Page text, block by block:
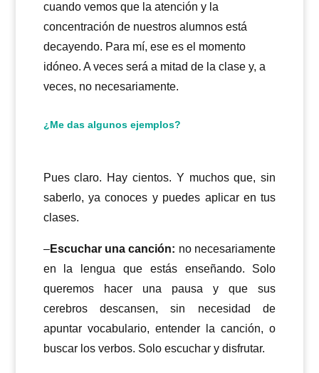
cuando vemos que la atención y la
concentración de nuestros alumnos está
decayendo. Para mí, ese es el momento
idóneo. A veces será a mitad de la clase y, a
veces, no necesariamente.
¿Me das algunos ejemplos?
Pues claro. Hay cientos. Y muchos que, sin
saberlo, ya conoces y puedes aplicar en tus
clases.
–Escuchar una canción: no necesariamente
en la lengua que estás enseñando. Solo
queremos hacer una pausa y que sus
cerebros descansen, sin necesidad de
apuntar vocabulario, entender la canción, o
buscar los verbos. Solo escuchar y disfrutar.